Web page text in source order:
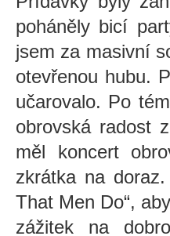
poháněly bicí
jsem za masivní
otevřenou hubu.
učarovalo. Po
obrovská radost
měl koncert
zkrátka na
That Men Do“,
zážitek na